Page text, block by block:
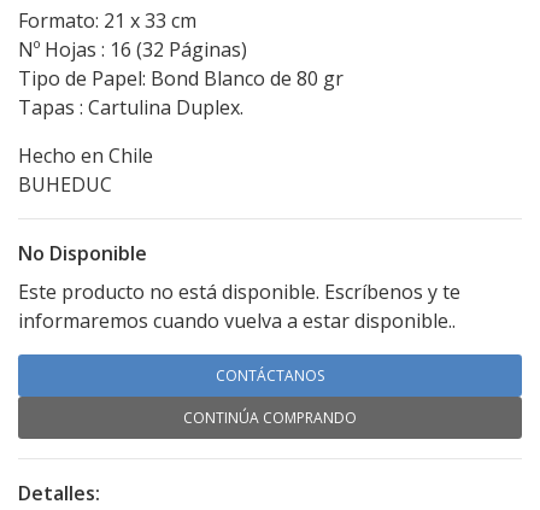
Formato: 21 x 33 cm
Nº Hojas : 16 (32 Páginas)
Tipo de Papel: Bond Blanco de 80 gr
Tapas : Cartulina Duplex.
Hecho en Chile
BUHEDUC
No Disponible
Este producto no está disponible. Escríbenos y te
informaremos cuando vuelva a estar disponible..
CONTÁCTANOS
CONTINÚA COMPRANDO
Detalles: